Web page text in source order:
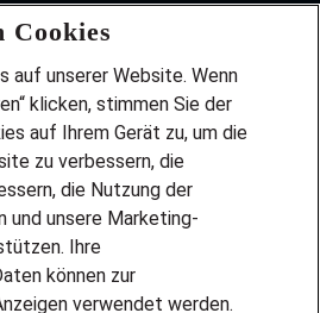
Cookies
auf unserer Website. Wenn
klicken, stimmen Sie der
auf Ihrem Gerät zu, um die
zu verbessern, die
die Nutzung der
und unsere Marketing-
Ihre
können zur
verwendet werden.